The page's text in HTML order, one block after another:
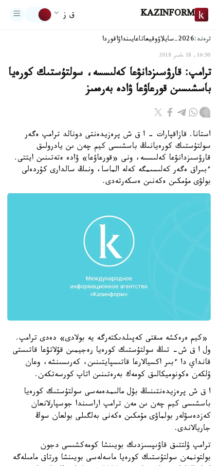
KAZINFORM ق ز
ترەند:2026-سايلاۋ وقيعاتاعايىنداۋاقوردا
16:50, 18 مامىر 2018
ترامپ: قارۋسىزدانۋعا كەلىسسە، سولتۇستىك كورەيا
باسشىسىن قورعاۋعا ۋادە بەرەمىز
استانا. قازاقپارات - ا ق ش پرەزيدەنتى دونالد ترامپ ەگەر
سولتۇستىك كورەيانىڭ باسشىسى كيم چەن ىن يادرولىق
قارۋسىزدانۋعا كەلىسسە، ونى «قورعاۋعا» ۋادە ەتەتىنىن ايتتى.
ءبىراق ەگەر كەلىسىمگە كەلە الماسا، ونىڭ سالدارى كۇردەلى
بولۋى مۇمكىن ەكەنىن ەسكەرتەدى.
«كيم ەرەكشە مىقتى كەپىلدىكتەرگە يە بولادى» دەدى ترامپ.
ول ا ق ش- تىڭ سولتۇستىك كورەيا رەجيمىن قۇلاتۋعا قاتىستى
قانداي دا ءبىر اكسيالارعا قاتىسپايتىنىن، كەرىسىنشە، وعان
ۇلكەن ەكونوميكالىق كومەك بەرەتىنىن اتاپ كورسەتكەن.
ا ق ش پرەزيدەنتىنىڭ بۇل مالىمدەمەسى سولتۇستىك كورەيا
باسشىسى كيم چەن ىن مەن ترامپ اراسىندا جوسپارلانعان
كەزدەسۋلەر بولماۋى مۇمكىن ەكەنى بەلگىلى بولعان سوڭ
جاريالاندى.
ترامپ ۇلتتىق قاۋىپسىزدىك بويىنشا كومەكشىسى دجون
بولتونمەن سولتۇستىك كورەيا ماسەلەسى بويىنشا ورتاق مامىلەگە